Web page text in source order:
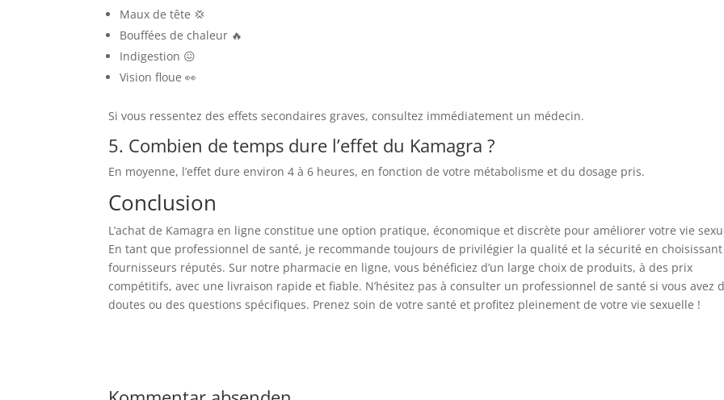
Maux de tête 💢
Bouffées de chaleur 🔥
Indigestion 😖
Vision floue 👀
Si vous ressentez des effets secondaires graves, consultez immédiatement un médecin.
5. Combien de temps dure l’effet du Kamagra ?
En moyenne, l’effet dure environ 4 à 6 heures, en fonction de votre métabolisme et du dosage pris.
Conclusion
L’achat de Kamagra en ligne constitue une option pratique, économique et discrète pour améliorer votre vie
En tant que professionnel de santé, je recommande toujours de privilégier la qualité et la sécurité en
fournisseurs réputés. Sur notre pharmacie en ligne, vous bénéficiez d’un large choix de produits, à des prix
compétitifs, avec une livraison rapide et fiable. N’hésitez pas à consulter un professionnel de santé si vous avez
doutes ou des questions spécifiques. Prenez soin de votre santé et profitez pleinement de votre vie sexuelle !